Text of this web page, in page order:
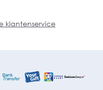
klantenservice